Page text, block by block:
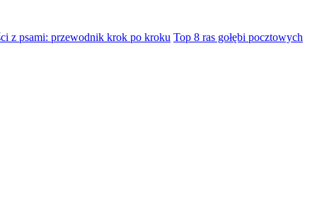
z psami: przewodnik krok po kroku Top 8 ras gołębi pocztowych